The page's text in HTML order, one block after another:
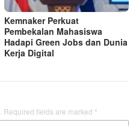
Kemnaker Perkuat
Pembekalan Mahasiswa
Hadapi Green Jobs dan Dunia
Kerja Digital
Required fields are marked *